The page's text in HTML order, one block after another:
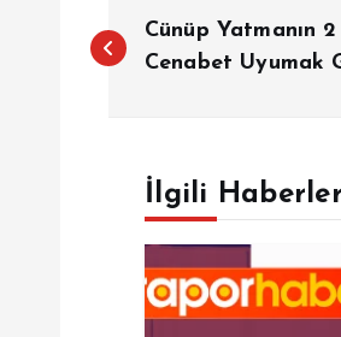
a
Cünüp Yatmanın
Cenabet Uyumak
İlgili Haberler